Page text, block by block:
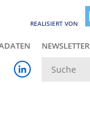
REALISIERT VON
NEWSLETTER